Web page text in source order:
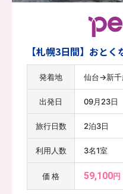
【札幌2日間】おと
発着地 仙台→新
出発日 09月17日
旅行日数 1泊2日
利用人数 2名1室
価 格 47,300円